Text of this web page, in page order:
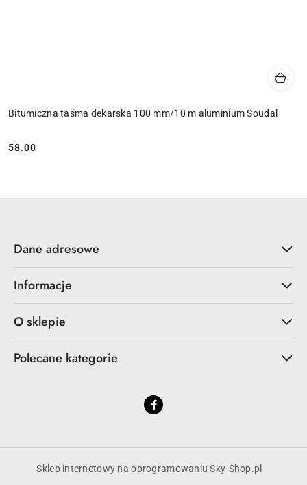
Bitumiczna taśma dekarska 100 mm/10 m aluminium Soudal
Cena:
58.00
Dane adresowe
Informacje
O sklepie
Polecane kategorie
Sklep internetowy na oprogramowaniu Sky-Shop.pl